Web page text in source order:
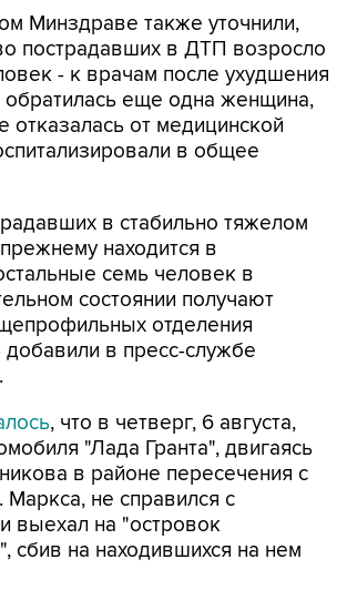
Минздраве также уточнили,
пострадавших в ДТП возросло
- к врачам после ухудшения
обратилась еще одна женщина,
отказалась от медицинской
в общее
в стабильно тяжелом
находится в
семь человек в
состоянии получают
отделения
добавили в пресс-службе
, что в четверг, 6 августа,
"Лада Гранта", двигаясь
в районе пересечения с
Маркса, не справился с
выехал на "островок
сбив на находившихся на нем